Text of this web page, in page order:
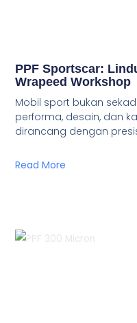
PPF Sportscar:
Wrapeed Workshop
Mobil sport bukan
performa, desain, dan
dirancang dengan
Read More